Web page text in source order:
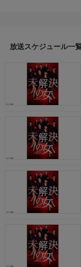
いるミステリー作家（
番組内容2
朋は10年前の事件の再
出演者：波瑠、沢村
いっけい、内藤剛志
放送スケジュール一